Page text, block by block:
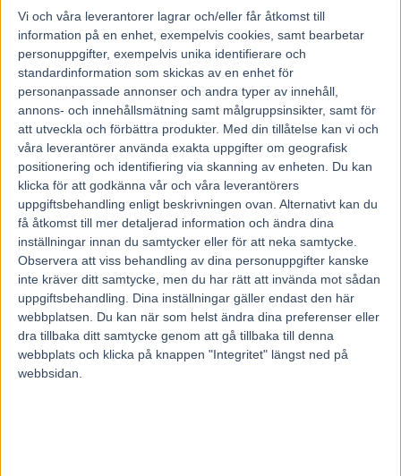
Vi och våra leverantorer lagrar och/eller får åtkomst till
information på en enhet, exempelvis cookies, samt bearbetar
personuppgifter, exempelvis unika identifierare och
standardinformation som skickas av en enhet för
personanpassade annonser och andra typer av innehåll,
annons- och innehållsmätning samt målgruppsinsikter, samt för
att utveckla och förbättra produkter. Med din tillåtelse kan vi och
våra leverantörer använda exakta uppgifter om geografisk
positionering och identifiering via skanning av enheten. Du kan
klicka för att godkänna vår och våra leverantörers
uppgiftsbehandling enligt beskrivningen ovan. Alternativt kan du
få åtkomst till mer detaljerad information och ändra dina
inställningar innan du samtycker eller för att neka samtycke.
Observera att viss behandling av dina personuppgifter kanske
inte kräver ditt samtycke, men du har rätt att invända mot sådan
uppgiftsbehandling. Dina inställningar gäller endast den här
webbplatsen. Du kan när som helst ändra dina preferenser eller
dra tillbaka ditt samtycke genom att gå tillbaka till denna
webbplats och klicka på knappen "Integritet" längst ned på
webbsidan.
RELATERADE ARTIKLAR
Åke Svanstedt sjätte svensk i
Hall of Fame i USA
7 augusti, 2026
Återkallad licens för travtränare
7 augusti, 2026
Majblomster vann och kom lös
6 augusti, 2026